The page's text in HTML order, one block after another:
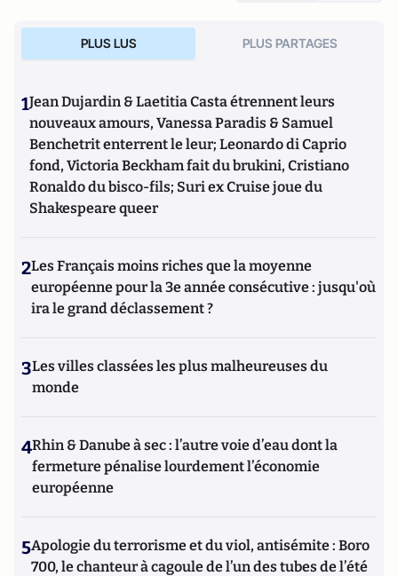
PLUS LUS PLUS PARTAGES
1Jean Dujardin & Laetitia Casta étrennent leurs
nouveaux amours, Vanessa Paradis & Samuel
Benchetrit enterrent le leur; Leonardo di Caprio
fond, Victoria Beckham fait du brukini, Cristiano
Ronaldo du bisco-fils; Suri ex Cruise joue du
Shakespeare queer
2Les Français moins riches que la moyenne
européenne pour la 3e année consécutive : jusqu'où
ira le grand déclassement ?
3Les villes classées les plus malheureuses du
monde
4Rhin & Danube à sec : l’autre voie d’eau dont la
fermeture pénalise lourdement l’économie
européenne
5Apologie du terrorisme et du viol, antisémite : Boro
700, le chanteur à cagoule de l’un des tubes de l’été